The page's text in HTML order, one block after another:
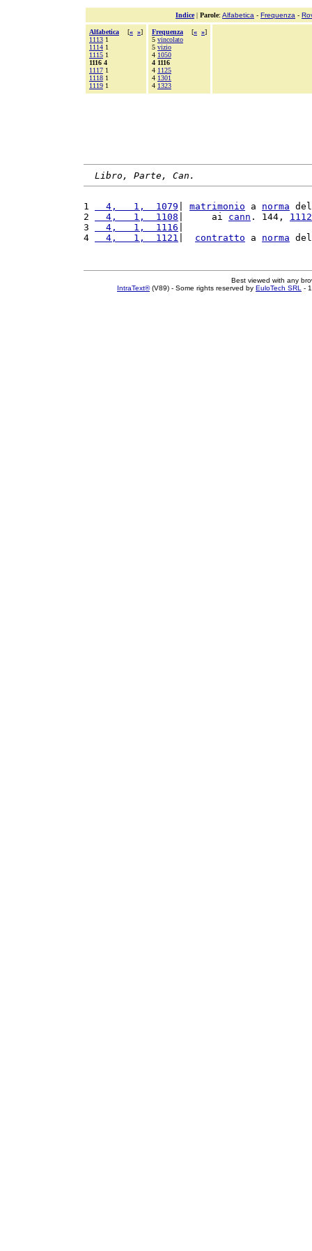
Indice| Parole: Alfabetica - Frequenza -
Alfabetica [« »]
1113 1
1114 1
1115 1
1116 4
1117 1
1118 1
1119 1
Frequenza [« »]
5 vincolato
5 vizio
4 1050
4 1116
4 1125
4 1301
4 1323
Libro, Parte, Can.
1
  4,   1,  1079
matrimonio a norma
2
  4,   1,  1108
|     ai cann . 144, 1112
3
  4,   1,  1116
4
  4,   1,  1121
contratto a norma
Best viewed with any
IntraText®(V89) - Some rights reserved by EuloTech SRL -